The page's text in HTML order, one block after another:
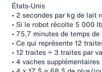
États-Unis
• 2 secondes par kg de lait
• Si le robot récolte 5 000
• 75,7 minutes de temps
• Ce qui représente 12
• 12 traites ÷ 3 traites par
• 4 vaches